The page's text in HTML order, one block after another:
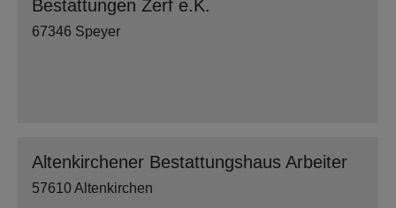
Bestattungen Zerf e.K.
67346 Speyer
Altenkirchener Bestattungshaus Arbeiter
57610 Altenkirchen